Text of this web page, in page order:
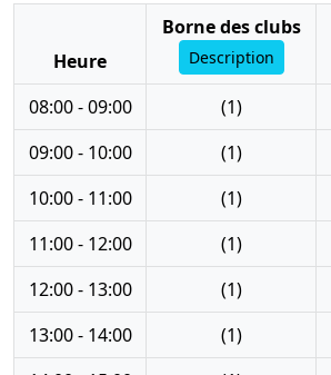
Heure
Borne des clubs
Description
08:00 - 09:00
(1)
09:00 - 10:00
(1)
10:00 - 11:00
(1)
11:00 - 12:00
(1)
12:00 - 13:00
(1)
13:00 - 14:00
(1)